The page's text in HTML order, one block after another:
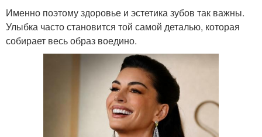
Именно поэтому здоровье и эстетика зубов так важны.
Улыбка часто становится той самой деталью, которая
собирает весь образ воедино.